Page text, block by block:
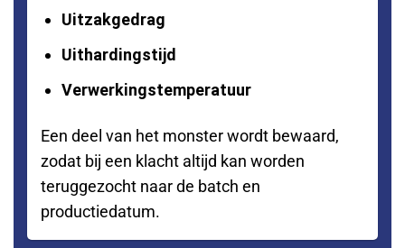
Uitzakgedrag
Uithardingstijd
Verwerkingstemperatuur
Een deel van het monster wordt bewaard,
zodat bij een klacht altijd kan worden
teruggezocht naar de batch en
productiedatum.